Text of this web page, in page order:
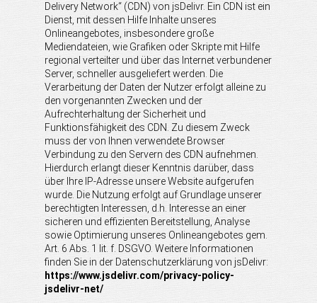
Delivery Network“ (CDN) von jsDelivr. Ein CDN ist ein
Dienst, mit dessen Hilfe Inhalte unseres
Onlineangebotes, insbesondere große
Mediendateien, wie Grafiken oder Skripte mit Hilfe
regional verteilter und über das Internet verbundener
Server, schneller ausgeliefert werden. Die
Verarbeitung der Daten der Nutzer erfolgt alleine zu
den vorgenannten Zwecken und der
Aufrechterhaltung der Sicherheit und
Funktionsfähigkeit des CDN. Zu diesem Zweck
muss der von Ihnen verwendete Browser
Verbindung zu den Servern des CDN aufnehmen.
Hierdurch erlangt dieser Kenntnis darüber, dass
über Ihre IP-Adresse unsere Website aufgerufen
wurde. Die Nutzung erfolgt auf Grundlage unserer
berechtigten Interessen, d.h. Interesse an einer
sicheren und effizienten Bereitstellung, Analyse
sowie Optimierung unseres Onlineangebotes gem.
Art. 6 Abs. 1 lit. f. DSGVO. Weitere Informationen
finden Sie in der Datenschutzerklärung von jsDelivr:
https://www.jsdelivr.com/privacy-policy-
jsdelivr-net/